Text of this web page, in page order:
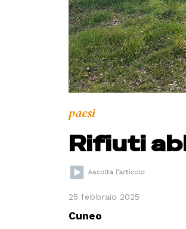
paesi
Rifiuti
25 febbraio 2025
Cuneo